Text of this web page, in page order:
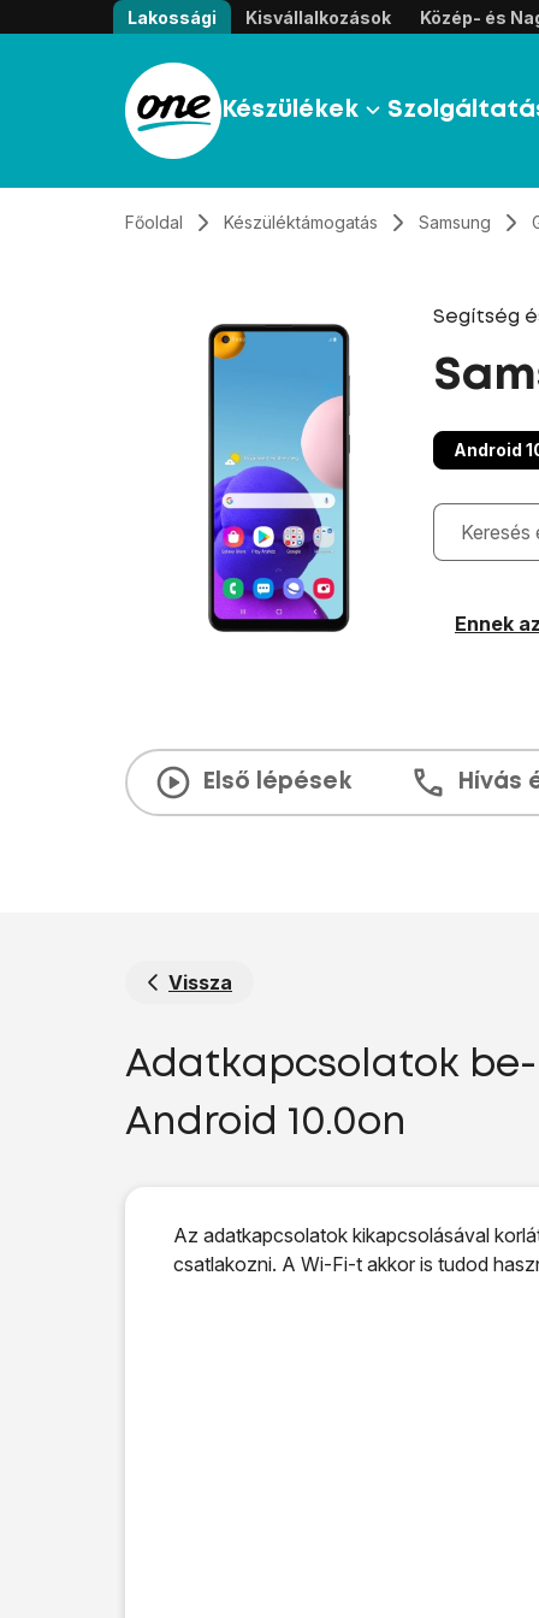
Átugrás, tovább a tartalomhoz
Lakossági Kisvállalkozások Közép- és
Készülékek
Főoldal Készüléktámogatás Samsung
Segítség
Android
Gépelés
Ennek
Első lépések Hívás
Vissza
Adatkapcsolatok be-
Android 10.0on
Az adatkapcsolatok kikapcsolásával
csatlakozni. A Wi-Fi-t akkor is tudod